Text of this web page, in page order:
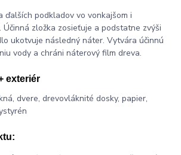
ďalších podkladov vo vonkajšom i
zložka zosieťuje a podstatne zvýši
ukotvuje následný náter. Vytvára účinnú
vody a chráni náterový film dreva.
exteriér
dvere, drevovláknité dosky, papier,